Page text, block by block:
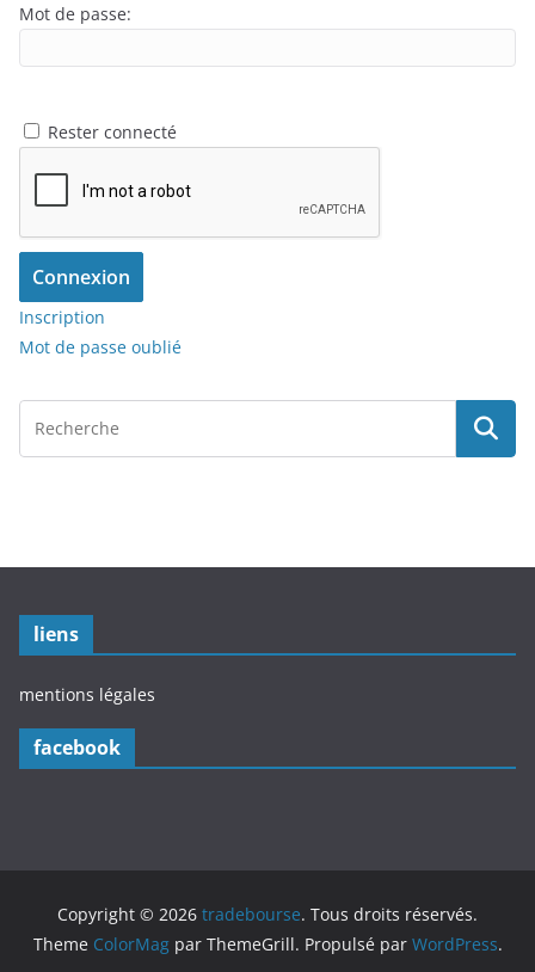
Mot de passe:
Rester connecté
Connexion
Inscription
Mot de passe oublié
liens
mentions légales
facebook
Copyright © 2026 tradebourse. Tous droits réservés.
Theme ColorMagpar ThemeGrill. Propulsé par WordPress.